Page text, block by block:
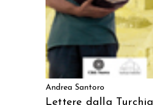
Andrea Santoro
Lettere dalla Turchia